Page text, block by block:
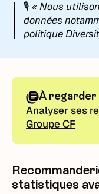
🎙️ « Nous
données
politique
À regarder
Analyser ses
Groupe CF
statistiques